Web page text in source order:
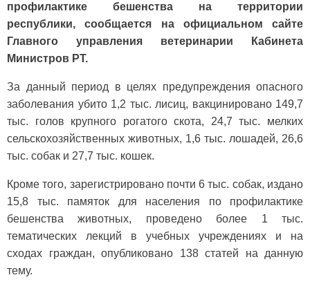
профилактике бешенства на территории
республики, сообщается на официальном сайте
Главного управления ветеринарии Кабинета
Министров РТ.
За данный период в целях предупреждения опасного
заболевания убито 1,2 тыс. лисиц, вакцинировано 149,7
тыс. голов крупного рогатого скота, 24,7 тыс. мелких
сельскохозяйственных животных, 1,6 тыс. лошадей, 26,6
тыс. собак и 27,7 тыс. кошек.
Кроме того, зарегистрировано почти 6 тыс. собак, издано
15,8 тыс. памяток для населения по профилактике
бешенства животных, проведено более 1 тыс.
тематических лекций в учебных учреждениях и на
сходах граждан, опубликовано 138 статей на данную
тему.